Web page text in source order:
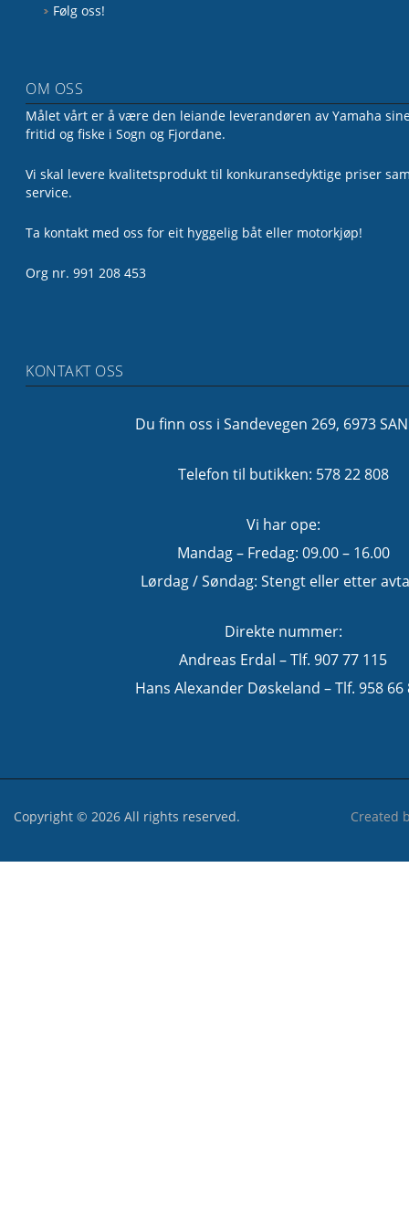
Følg oss!
OM OSS
Målet vårt er å være den leiande leverandøren av Yamaha
fritid og fiske i Sogn og Fjordane.
Vi skal levere kvalitetsprodukt til konkuransedyktige priser
service.
Ta kontakt med oss for eit hyggelig båt eller motorkjøp!
Org nr. 991 208 453
KONTAKT OSS
Du finn oss i Sandevegen 269, 6973
Telefon til butikken: 578 22 808
Vi har ope:
Mandag – Fredag: 09.00 – 16.00
Lørdag / Søndag: Stengt eller etter
Direkte nummer:
Andreas Erdal – Tlf. 907 77 115
Hans Alexander Døskeland – Tlf. 958 66
Copyright © 2026 All rights reserved. Created